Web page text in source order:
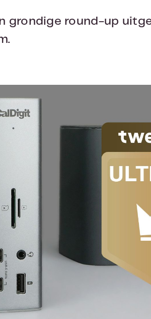
grondige round-up